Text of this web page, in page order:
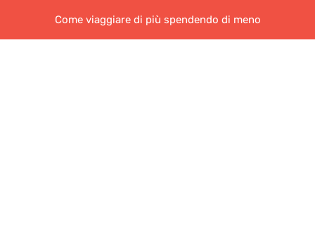
Come viaggiare di più spendendo di meno